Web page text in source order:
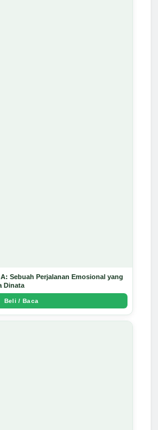
Sebuah Perjalanan Emosional yang
Dinata
Beli / Baca